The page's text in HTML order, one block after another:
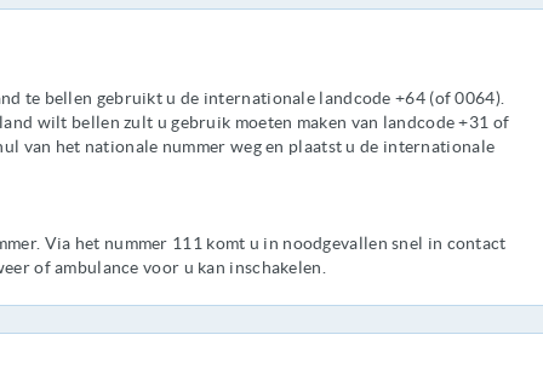
te bellen gebruikt u de internationale landcode +64 (of 0064).
wilt bellen zult u gebruik moeten maken van landcode +31 of
van het nationale nummer weg en plaatst u de internationale
Via het nummer 111 komt u in noodgevallen snel in contact
of ambulance voor u kan inschakelen.